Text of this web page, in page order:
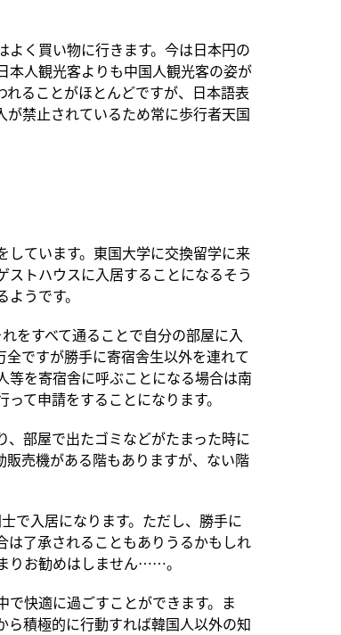
よく買い物に行きます。今は日本円の
本人観光客よりも中国人観光客の姿が
ることがほとんどですが、日本語表
禁止されているため常に歩行者天国
ています。東国大学に交換留学に来
トハウスに入居することになるそう
うです。
をすべて通ることで自分の部屋に入
ですが勝手に寄宿舎生以外を連れて
等を寄宿舎に呼ぶことになる場合は南
て申請をすることになります。
、部屋で出たゴミなどがたまった時に
売機がある階もありますが、ない階
で入居になります。ただし、勝手に
了承されることもありうるかもしれ
りお勧めはしません……。
快適に過ごすことができます。ま
積極的に行動すれば韓国人以外の知